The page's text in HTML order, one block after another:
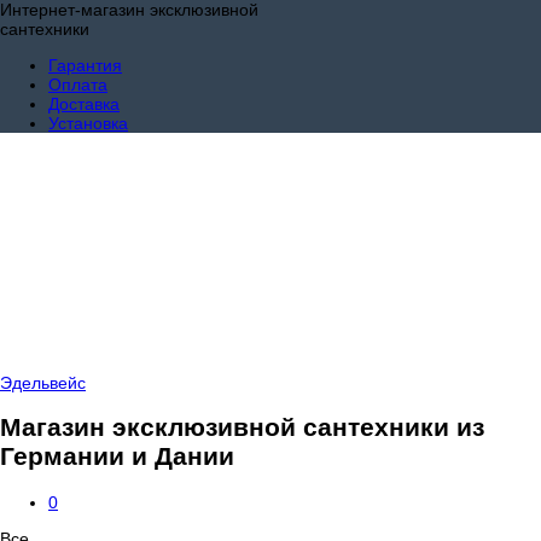
Интернет-магазин эксклюзивной
сантехники
Гарантия
Оплата
Доставка
Установка
Эдельвейс
Магазин эксклюзивной сантехники из
Германии и Дании
0